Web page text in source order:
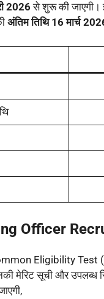
2026से शुरू की जाएगी।
अंतिम तिथि 16 मार्च
Officer
Eligibility Test
मेरिट सूची और उपलब्ध